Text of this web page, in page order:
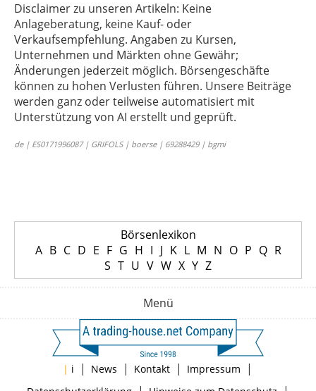
Disclaimer zu unseren Artikeln: Keine
Anlageberatung, keine Kauf- oder
Verkaufsempfehlung. Angaben zu Kursen,
Unternehmen und Märkten ohne Gewähr;
Änderungen jederzeit möglich. Börsengeschäfte
können zu hohen Verlusten führen. Unsere Beiträge
werden ganz oder teilweise automatisiert mit
Unterstützung von AI erstellt und geprüft.
de | ES0171996087 | GRIFOLS | boerse | 69288429 | bgmi
Börsenlexikon
A B C D E F G H I J K L M N O P Q R
S T U V W X Y Z
Menü
| i | News | Kontakt | Impressum |